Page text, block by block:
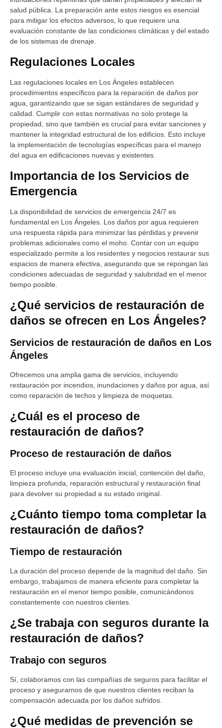
salud pública. La preparación ante estos riesgos es esencial
para mitigar los efectos adversos, lo que requiere una
evaluación constante de las condiciones climáticas y del estado
de los sistemas de drenaje.
Regulaciones Locales
Las regulaciones locales en Los Ángeles establecen
procedimientos específicos para la reparación de daños por
agua, garantizando que se sigan estándares de seguridad y
calidad. Cumplir con estas normativas no solo protege la
propiedad, sino que también es crucial para evitar sanciones y
mantener la integridad estructural de los edificios. Esto incluye
la implementación de tecnologías específicas para el manejo
del agua en edificaciones nuevas y existentes.
Importancia de los Servicios de
Emergencia
La disponibilidad de servicios de emergencia 24/7 es
fundamental en Los Ángeles. Los daños por agua requieren
una respuesta rápida para minimizar las pérdidas y prevenir
problemas adicionales como el moho. Contar con un equipo
especializado permite a los residentes y negocios restaurar sus
espacios de manera efectiva, asegurando que se repongan las
condiciones adecuadas de seguridad y salubridad en el menor
tiempo posible.
¿Qué servicios de restauración de
daños se ofrecen en Los Ángeles?
Servicios de restauración de daños en Los
Ángeles
Ofrecemos una amplia gama de servicios, incluyendo
restauración por incendios, inundaciones y daños por agua, así
como reparación de techos y limpieza de moquetas.
¿Cuál es el proceso de
restauración de daños?
Proceso de restauración de daños
El proceso incluye una evaluación inicial, contención del daño,
limpieza profunda, reparación estructural y restauración final
para devolver su propiedad a su estado original.
¿Cuánto tiempo toma completar la
restauración de daños?
Tiempo de restauración
La duración del proceso depende de la magnitud del daño. Sin
embargo, trabajamos de manera eficiente para completar la
restauración en el menor tiempo posible, comunicándonos
constantemente con nuestros clientes.
¿Se trabaja con seguros durante la
restauración de daños?
Trabajo con seguros
Sí, colaboramos con las compañías de seguros para facilitar el
proceso y asegurarnos de que nuestros clientes reciban la
compensación adecuada por los daños sufridos.
¿Qué medidas de prevención se